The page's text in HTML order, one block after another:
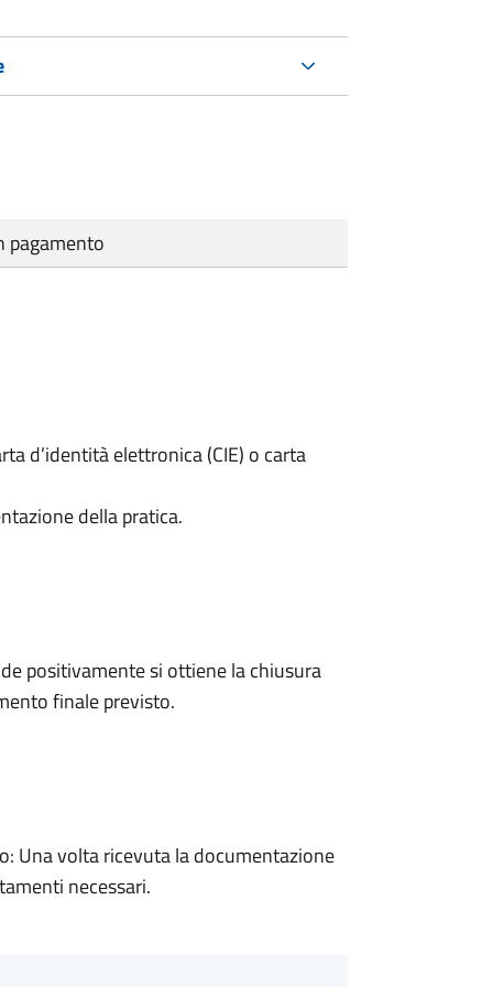
pagamento
d’identità elettronica (CIE) o carta
della pratica.
positivamente si ottiene la chiusura
finale previsto.
Una volta ricevuta la documentazione
necessari.